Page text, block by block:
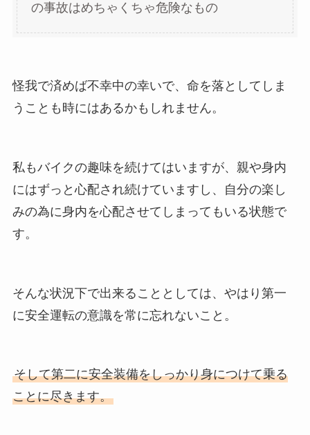
の事故はめちゃくちゃ危険なもの
怪我で済めば不幸中の幸いで、命を落としてしま
うことも時にはあるかもしれません。
私もバイクの趣味を続けてはいますが、親や身内
にはずっと心配され続けていますし、自分の楽し
みの為に身内を心配させてしまってもいる状態で
す。
そんな状況下で出来ることとしては、やはり第一
に安全運転の意識を常に忘れないこと。
そして第二に安全装備をしっかり身につけて乗る
ことに尽きます。